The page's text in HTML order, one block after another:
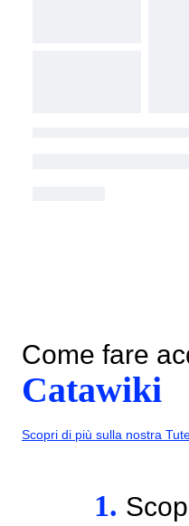
Come fare
Catawiki
Scopri di più sulla nostra
1.